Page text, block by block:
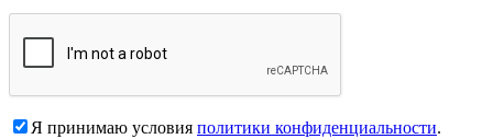
Я принимаю условия политики конфиденциальности.